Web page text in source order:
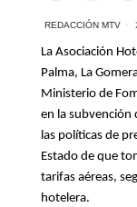
REDACCIÓN MTV
La Asociación
Palma, La
Ministerio de
en la subvención
las políticas de
Estado de que
tarifas aéreas,
hotelera.